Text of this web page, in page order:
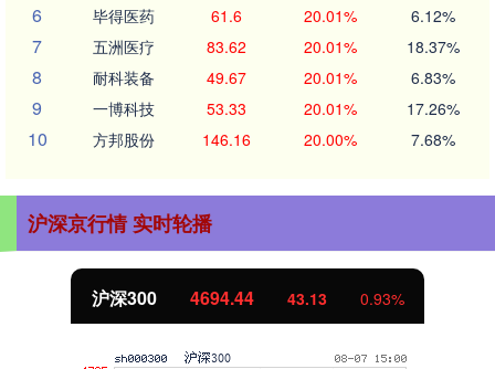
6 毕得医药 61.6 20.01% 6.12%
7 五洲医疗 83.62 20.01% 18.37%
8 耐科装备 49.67 20.01% 6.83%
9 一博科技 53.33 20.01% 17.26%
10 方邦股份 146.16 20.00% 7.68%
沪深京行情 实时轮播
沪深300 4694.44 43.13 0.93%